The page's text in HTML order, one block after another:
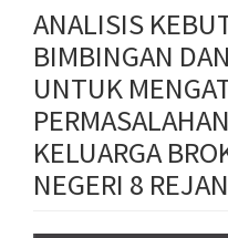
ANALISIS
BIMBINGAN
UNTUK
KELUARGA
NEGERI 8